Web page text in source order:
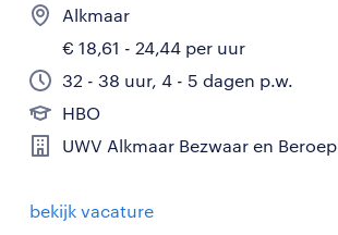
Alkmaar
€ 18,61 - 24,44 per uur
32 - 38 uur, 4 - 5 dagen p.w.
HBO
UWV Alkmaar Bezwaar en Beroep
bekijk vacature